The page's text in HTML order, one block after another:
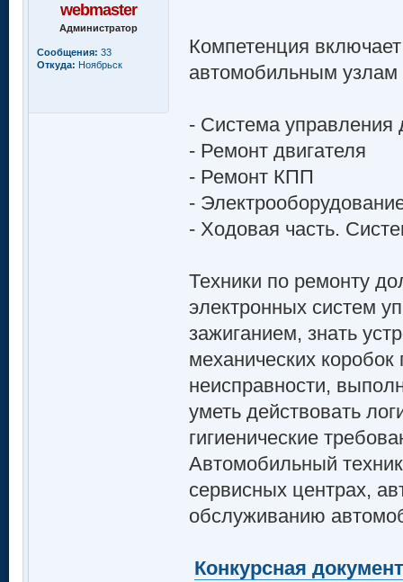
webmaster
Администратор
Сообщения: 33
Откуда: Ноябрьск
Компетенция
автомобильным узлам
- Система управления
- Ремонт двигателя
- Ремонт КПП
-
- Ходовая часть.
Техники по ремонту
электронных систем
зажиганием, знать
механических
неисправности,
уметь действовать
гигиенические
Автомобильный
сервисных центрах,
обслуживанию
Конкурсная